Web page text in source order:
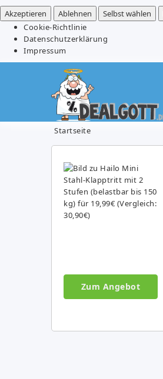
Akzeptieren
Ablehnen Selbst wählen
Cookie-Richtlinie
Datenschutzerklärung
Impressum
Startseite
Zum Angebot